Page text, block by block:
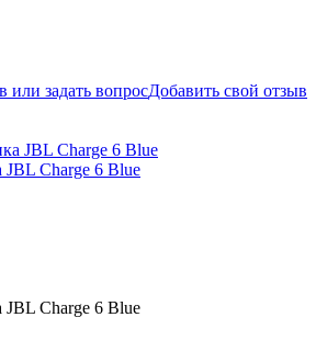
или задать вопросДобавить свой отзыв
JBL Charge 6 Blue
JBL Charge 6 Blue